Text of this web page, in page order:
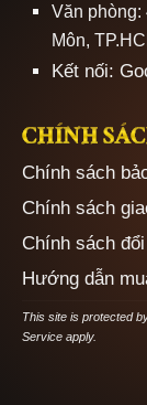
Văn phòng:
Môn,
Kết nối:
CHÍNH
Chính sách
Chính sách
Chính sách
Hướng dẫn
This site is protected
Serviceapply.